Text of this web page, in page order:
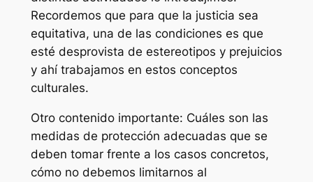
Recordemos que para que la justicia sea
equitativa, una de las condiciones es que
esté desprovista de estereotipos y prejuicios
y ahí trabajamos en estos conceptos
culturales.
Otro contenido importante: Cuáles son las
medidas de protección adecuadas que se
deben tomar frente a los casos concretos,
cómo no debemos limitarnos al